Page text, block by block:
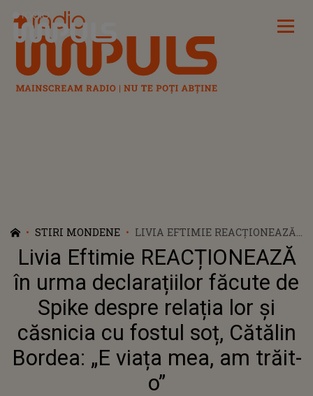
Radio Impuls
STIRI MONDENE
LIVIA EFTIMIE REACȚIONEAZĂ
ÎN URMA DECLARAȚIILOR
FĂCUTE DE SPIKE DESPRE
RELAȚIA LOR ȘI CĂSNICIA CU
FOSTUL SOȚ, CĂTĂLIN BORDEA:
„E VIAȚA MEA, AM TRĂIT-O”
Livia Eftimie REACȚIONEAZĂ
în urma declarațiilor făcute de
Spike despre relația lor și
căsnicia cu fostul soț, Cătălin
Bordea: „E viața mea, am trăit-
o”